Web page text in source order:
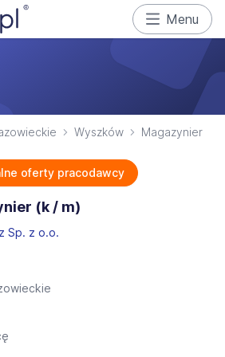
Menu
Wyszków Magazynier
oferty pracodawcy
(k / m)
Sp. z o.o.